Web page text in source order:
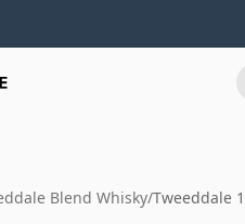
Blend Whisky/Tweeddale